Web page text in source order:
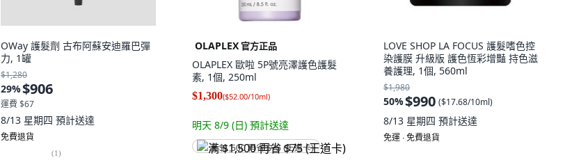
OWay 護髮劑 古布阿蘇安迪羅巴彈
力, 1罐
$1,280
29%$906
運費 $67
8/13 星期四 預計送達
免費退貨
(1)
OLAPLEX 官方正品
OLAPLEX 歐啦 5P號亮澤護色護髮
素, 1個, 250ml
$1,300($52.00/10ml)
明天 8/9 (日) 預計送達
满 $1,500 再省 $75 (王道卡)
LOVE SHOP LA FOCUS 護髮嗜色控
染護膜 升級版 護色恆彩增豔 持色滋
養護理, 1個, 560ml
$1,980
50%$990 ($17.68/10ml)
8/13 星期四 預計送達
免運 ∙ 免費退貨